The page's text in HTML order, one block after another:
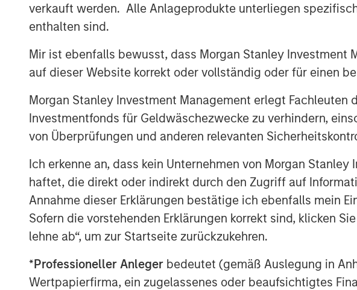
verkauft werden. Alle Anlageprodukte unterliegen
enthalten sind.
Mir ist ebenfalls bewusst, dass Morgan Stanley
auf dieser Website korrekt oder vollständig oder für einen
Morgan Stanley Investment Management erlegt
Investmentfonds für Geldwäschezwecke zu verhindern,
von Überprüfungen und anderen relevanten
Ich erkenne an, dass kein Unternehmen von Morgan
haftet, die direkt oder indirekt durch den Zugriff auf
Annahme dieser Erklärungen bestätige ich ebenfalls mein
Sofern die vorstehenden Erklärungen korrekt sind, klicken
lehne ab“, um zur Startseite zurückzukehren.
*Professioneller Anleger bedeutet (gemäß Auslegung in
Wertpapierfirma, ein zugelassenes oder beaufsichtigtes
Commenting on the transaction, David Smoot, Managing
Stanley Private Equity said, “We have come to know Frank
appreciate his vast knowledge of the supermarket
with the Tops organization. We look forward to having
Tops was originally founded as a neighborhood grocery
1960s in Buffalo, New York. In 1991, Ahold acquired Tops
centralized the finance, information technology and
Carlisle in Carlisle, Pennsylvania in 2003. Today, Tops
five franchises in the Buffalo area, 20 stores in the
Mr. Curci brings more than 25 years of experience in the
Most recently, he served as chief operating officer for
up of two chains emphasizing the neighborhood grocery
Ahold from 1995 to 2003, Mr. Curci was CEO of Tops, and